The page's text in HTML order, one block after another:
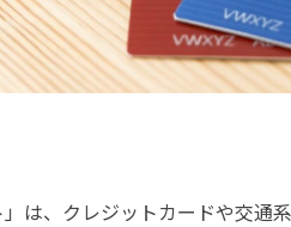
は、クレジットカードや交通